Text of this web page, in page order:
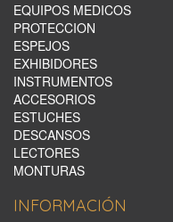
EQUIPOS MEDICOS
PROTECCION
ESPEJOS
EXHIBIDORES
INSTRUMENTOS
ACCESORIOS
ESTUCHES
DESCANSOS
LECTORES
MONTURAS
INFORMACIÓN